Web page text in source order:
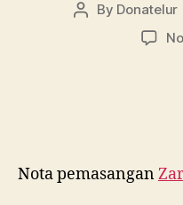
Post
By Donatelur
Nota pemasangan